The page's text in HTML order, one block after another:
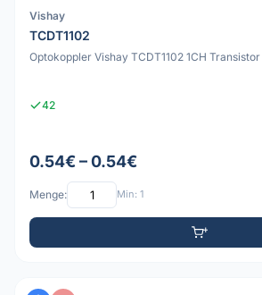
Vishay
TCDT1102
Optokoppler Vishay TCDT1102 1CH Transistor
42
0.54€ – 0.54€
Menge: Min: 1